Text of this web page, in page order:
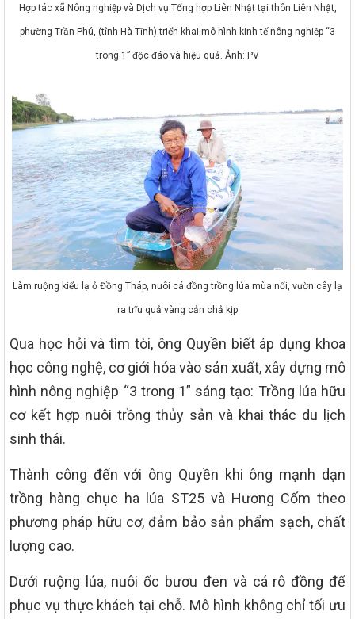
Hợp tác xã Nông nghiệp và Dịch vụ Tổng hợp Liên Nhật tại thôn Liên Nhật,
phường Trần Phú, (tỉnh Hà Tĩnh) triển khai mô hình kinh tế nông nghiệp “3
trong 1” độc đáo và hiệu quả. Ảnh: PV
Làm ruộng kiểu lạ ở Đồng Tháp, nuôi cá đồng trồng lúa mùa nổi, vườn cây lạ
ra trĩu quả vàng cản chả kịp
Qua học hỏi và tìm tòi, ông Quyền biết áp dụng khoa
học công nghệ, cơ giới hóa vào sản xuất, xây dựng mô
hình nông nghiệp “3 trong 1” sáng tạo: Trồng lúa hữu
cơ kết hợp nuôi trồng thủy sản và khai thác du lịch
sinh thái.
Thành công đến với ông Quyền khi ông mạnh dạn
trồng hàng chục ha lúa ST25 và Hương Cốm theo
phương pháp hữu cơ, đảm bảo sản phẩm sạch, chất
lượng cao.
Dưới ruộng lúa, nuôi ốc bươu đen và cá rô đồng để
phục vụ thực khách tại chỗ. Mô hình không chỉ tối ưu